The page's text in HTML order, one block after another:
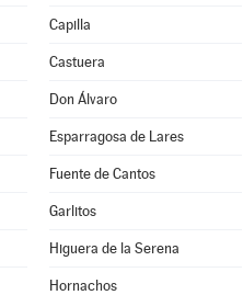
Capilla
Castuera
Don Álvaro
Esparragosa de Lares
Fuente de Cantos
Garlitos
Higuera de la Serena
Hornachos